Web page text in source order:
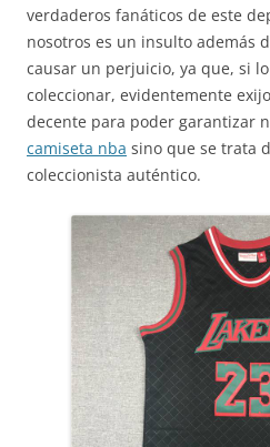
verdaderos fanáticos de este
nosotros es un insulto además
causar un perjuicio, ya que, si
coleccionar, evidentemente
decente para poder garantizar
camiseta nba sino que se trata
coleccionista auténtico.